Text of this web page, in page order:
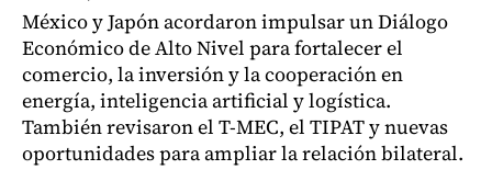
México y Japón acordaron impulsar un Diálogo
Económico de Alto Nivel para fortalecer el
comercio, la inversión y la cooperación en
energía, inteligencia artificial y logística.
También revisaron el T-MEC, el TIPAT y nuevas
oportunidades para ampliar la relación bilateral.